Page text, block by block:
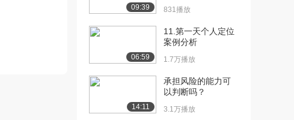
[14] 2021年11月系统集成
1:21:36
[15] 2021年11月案例预测
待播放
09:39 831播放
06:59
11.第一天个人定位
案例分析
1.7万播放
14:11
承担风险的能力可
以判断吗？
3.1万播放